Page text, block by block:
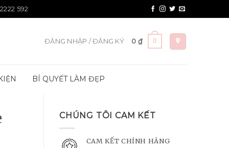
592
ĐĂNG NHẬP / ĐĂNG KÝ 0 ₫ 0
BÍ QUYẾT LÀM ĐẸP
CHÚNG TÔI CAM KẾT
CAM KẾT CHÍNH HÃNG